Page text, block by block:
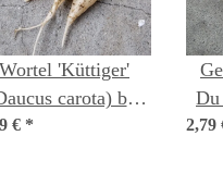
Wortel 'Küttiger'
carota) bio
€ *
Du
2,79